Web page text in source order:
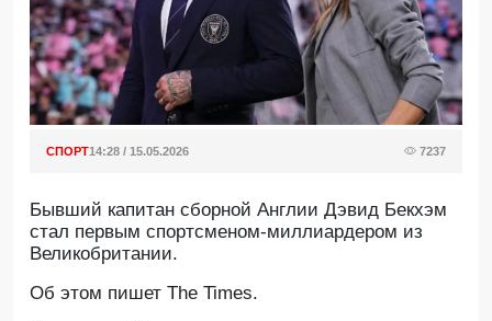
СПОРТ14:28 / 15.05.2026 7237
Бывший капитан сборной Англии Дэвид Бекхэм
стал первым спортсменом-миллиардером из
Великобритании.
Oб этом пишет The Times.